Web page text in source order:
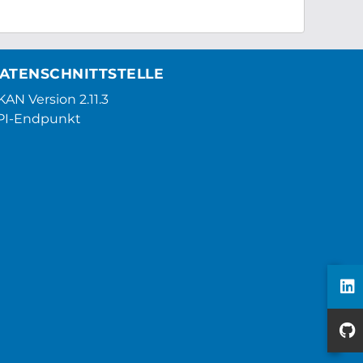
Version 2.11.3
Endpunkt